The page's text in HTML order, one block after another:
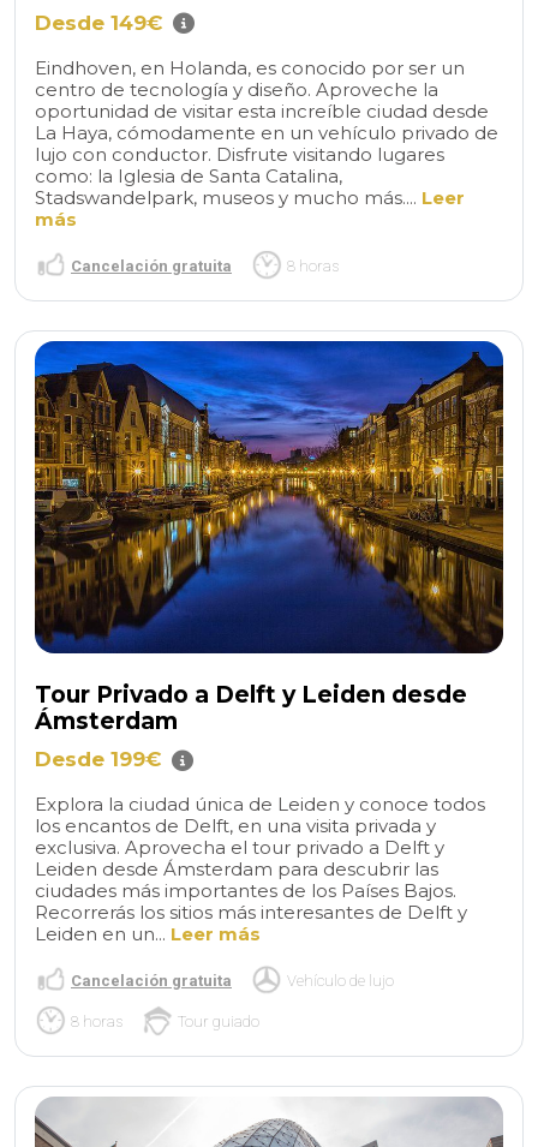
Desde 149€
Eindhoven, en Holanda, es conocido por ser un
centro de tecnología y diseño. Aproveche la
oportunidad de visitar esta increíble ciudad desde
La Haya, cómodamente en un vehículo privado de
lujo con conductor. Disfrute visitando lugares
como: la Iglesia de Santa Catalina,
Stadswandelpark, museos y mucho más.... Leer
más
Cancelación gratuita 8 horas
Tour Privado a Delft y Leiden desde
Ámsterdam
Desde 199€
Explora la ciudad única de Leiden y conoce todos
los encantos de Delft, en una visita privada y
exclusiva. Aprovecha el tour privado a Delft y
Leiden desde Ámsterdam para descubrir las
ciudades más importantes de los Países Bajos.
Recorrerás los sitios más interesantes de Delft y
Leiden en un... Leer más
Cancelación gratuita Vehículo de lujo
8 horas Tour guiado